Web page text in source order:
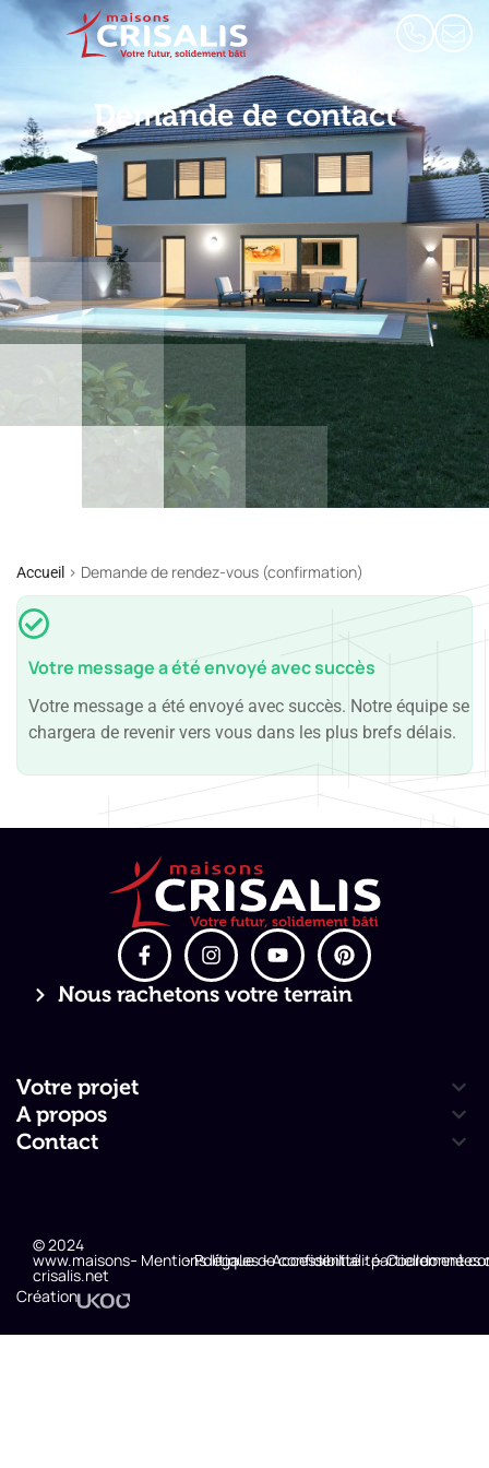
Demande de contact
Accueil > Demande de rendez-vous (confirmation)
Votre message a été envoyé avec succès
Votre message a été envoyé avec succès. Notre équipe se
chargera de revenir vers vous dans les plus brefs délais.
Nous rachetons votre terrain
Votre projet
A propos
Contact
© 2024
www.maisons-
crisalis.net
- Mentions légales
- Politique de confidentialité
- Accessibilité : partiellement
- Coordonnées
Création